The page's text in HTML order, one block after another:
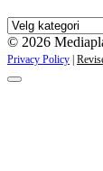
Våre
kampanjer
© 2026
Privacy Policy |